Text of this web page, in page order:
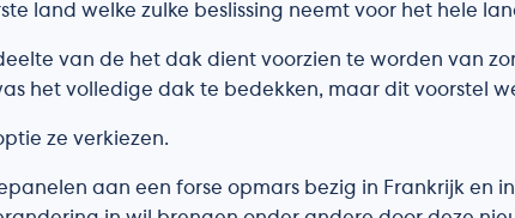
land welke zulke beslissing neemt voor het hele
van de het dak dient voorzien te worden van
het volledige dak te bedekken, maar dit voorstel
ze verkiezen.
aan een forse opmars bezig in Frankrijk